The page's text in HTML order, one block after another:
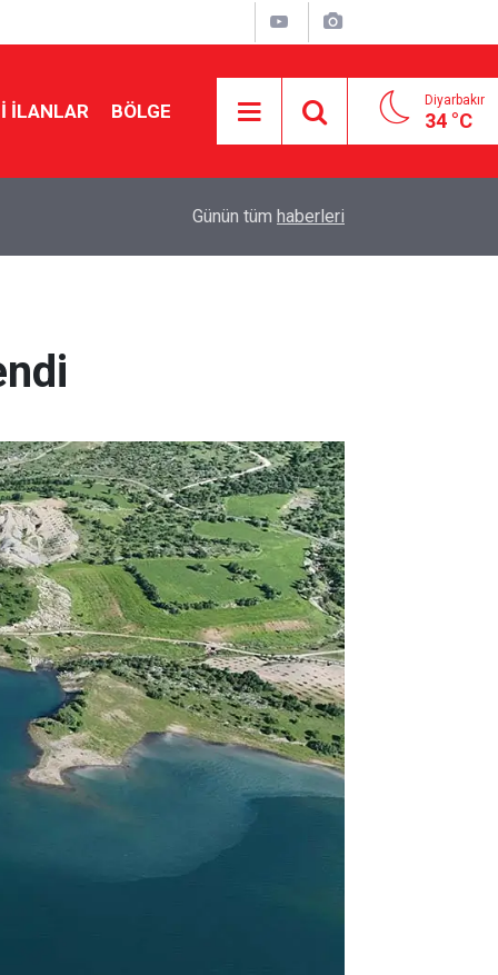
İLANLAR BÖLGE Diyarbakır
34 °C
Diyarbakır’da polisten kaçan 6 şüpheliden 2’si
Günün tüm haberleri